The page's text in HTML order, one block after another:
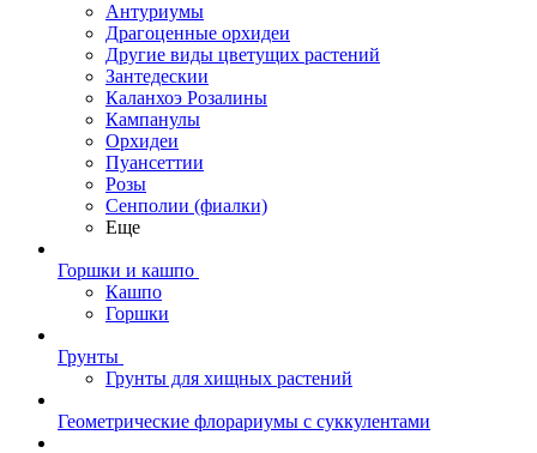
Антуриумы
Драгоценные орхидеи
Другие виды цветущих растений
Зантедескии
Каланхоэ Розалины
Кампанулы
Орхидеи
Пуансеттии
Розы
Сенполии (фиалки)
Еще
Горшки и кашпо
Кашпо
Горшки
Грунты
Грунты для хищных растений
Геометрические флорариумы с суккулентами